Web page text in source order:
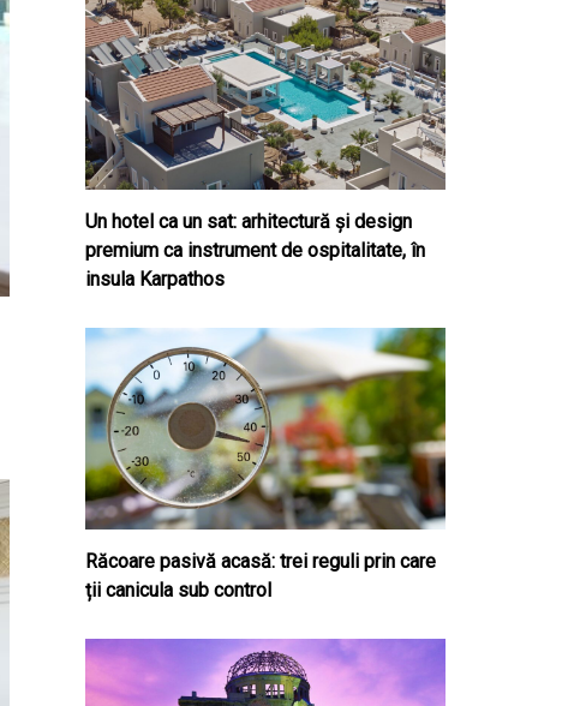
Un hotel ca un sat: arhitectură și design
premium ca instrument de ospitalitate, în
insula Karpathos
Răcoare pasivă acasă: trei reguli prin care
ții canicula sub control